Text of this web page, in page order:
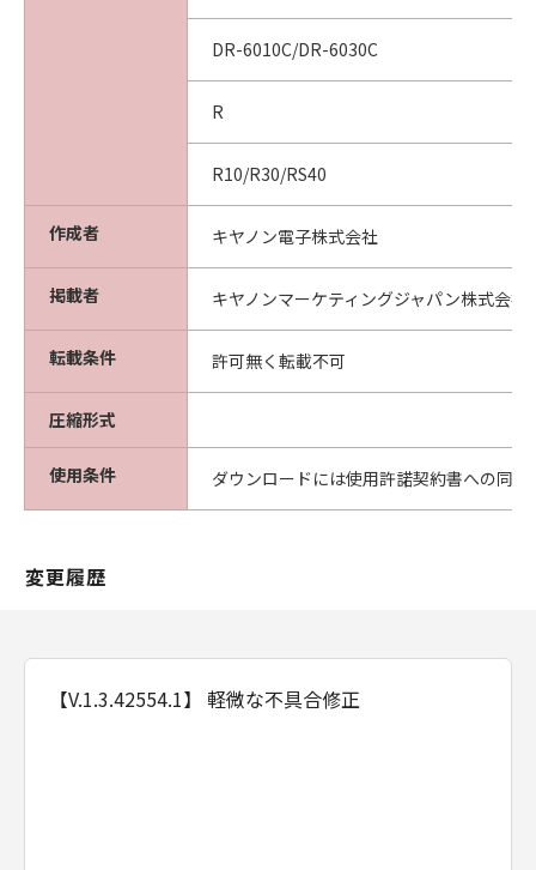
DR-6010C/DR-6030C
R
R10/R30/RS40
作成者 キヤノン電子株式会社
掲載者 キヤノンマーケティングジャパン株式会社
転載条件 許可無く転載不可
圧縮形式
使用条件 ダウンロードには使用許諾契約書への同意
変更履歴
【V.1.3.42554.1】 軽微な不具合修正